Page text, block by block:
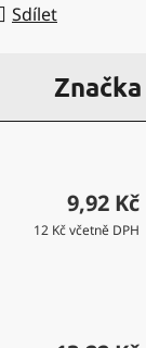
Sdílet
Značka
9,92 Kč
12 Kč včetně DPH